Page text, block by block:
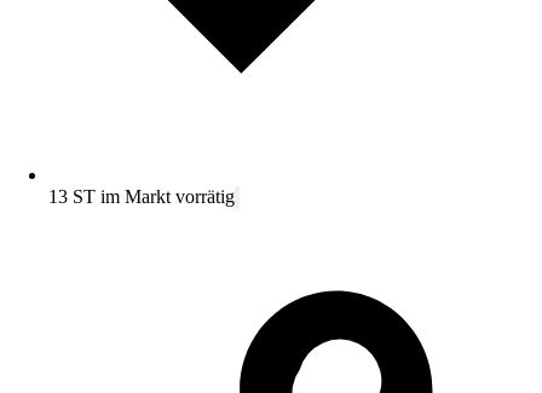
13 ST im Markt vorrätig